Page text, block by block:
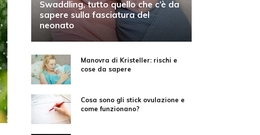
Swaddling, tutto quello che c’è da
sapere sulla fasciatura del
neonato
Manovra di Kristeller: rischi e
cose da sapere
Cosa sono gli stick ovulazione e
come funzionano?